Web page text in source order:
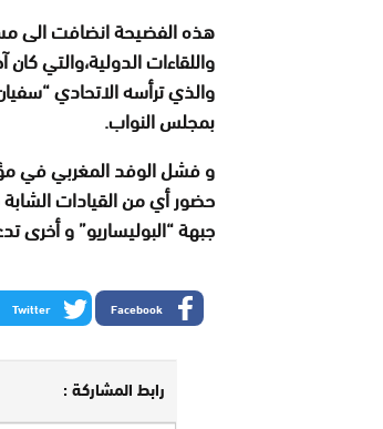
هذه الفضيحة انضافت الى
واللقاءات الدولية،والتي
والذي ترأسه الاتحادي
بمجلس النواب.
و فشل الوفد المغربي في
حضور أي من القيادات الشابة
جبهة “البوليساريو” و أخرى
Facebook
Twitter
رابط المشاركة :